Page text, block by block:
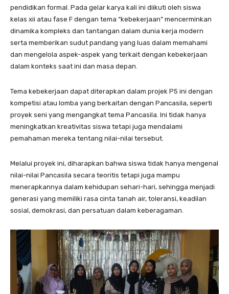
pendidikan formal. Pada gelar karya kali ini diikuti oleh siswa
kelas xii atau fase F dengan tema “kebekerjaan” mencerminkan
dinamika kompleks dan tantangan dalam dunia kerja modern
serta memberikan sudut pandang yang luas dalam memahami
dan mengelola aspek-aspek yang terkait dengan kebekerjaan
dalam konteks saat ini dan masa depan.
Tema kebekerjaan dapat diterapkan dalam projek P5 ini dengan
kompetisi atau lomba yang berkaitan dengan Pancasila, seperti
proyek seni yang mengangkat tema Pancasila. Ini tidak hanya
meningkatkan kreativitas siswa tetapi juga mendalami
pemahaman mereka tentang nilai-nilai tersebut.
Melalui proyek ini, diharapkan bahwa siswa tidak hanya mengenal
nilai-nilai Pancasila secara teoritis tetapi juga mampu
menerapkannya dalam kehidupan sehari-hari, sehingga menjadi
generasi yang memiliki rasa cinta tanah air, toleransi, keadilan
sosial, demokrasi, dan persatuan dalam keberagaman.